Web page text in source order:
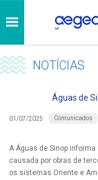
NOTÍCIAS
Águas de
01/07/2025 Comunicados
A Águas de Sinop
causada por obras de
os sistemas Oriente e